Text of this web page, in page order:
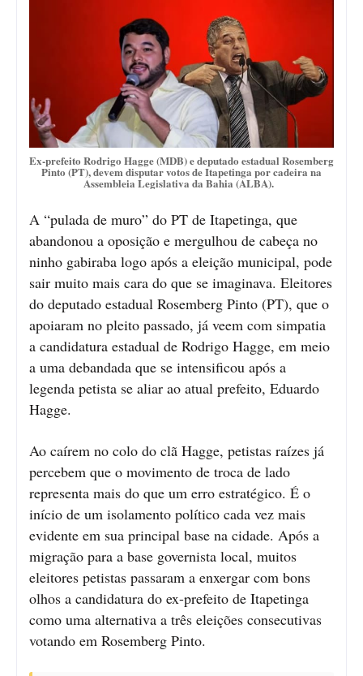
Ex-prefeito Rodrigo Hagge (MDB) e deputado estadual Rosemberg
Pinto (PT), devem disputar votos de Itapetinga por cadeira na
Assembleia Legislativa da Bahia (ALBA).
A “pulada de muro” do PT de Itapetinga, que
abandonou a oposição e mergulhou de cabeça no
ninho gabiraba logo após a eleição municipal, pode
sair muito mais cara do que se imaginava. Eleitores
do deputado estadual Rosemberg Pinto (PT), que o
apoiaram no pleito passado, já veem com simpatia
a candidatura estadual de Rodrigo Hagge, em meio
a uma debandada que se intensificou após a
legenda petista se aliar ao atual prefeito, Eduardo
Hagge.
Ao caírem no colo do clã Hagge, petistas raízes já
percebem que o movimento de troca de lado
representa mais do que um erro estratégico. É o
início de um isolamento político cada vez mais
evidente em sua principal base na cidade. Após a
migração para a base governista local, muitos
eleitores petistas passaram a enxergar com bons
olhos a candidatura do ex-prefeito de Itapetinga
como uma alternativa a três eleições consecutivas
votando em Rosemberg Pinto.